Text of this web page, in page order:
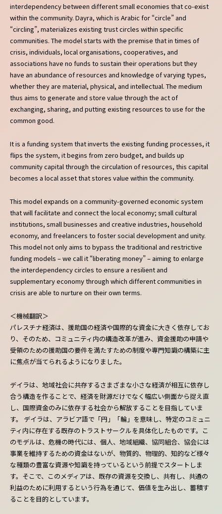
interdependency between different small economies that co-exist
within the community. Dayra, which is Arabic for “circle” and
“circling”, materializes existing trust circles within specific
communities. The model starts with the premise that in times of
crisis, individuals, local organisations, cooperatives, and
associations have no funds to sustain their operations but they
have an abundance of resources and knowledge of varying types,
whether they are material, physical, and intellectual. The medium
thus aims to generate and store value through the act of
exchanging, sharing, and putting existing resources to use for the
common good.
It is a funding system that inverts the existing funding processes, it
flips the system, it begins from zero budget, and builds up
community capital through the circulation of resources, this capital
becomes a local asset that stores value within the community.
This model expands on a community-governed economic system
that will facilitate and connect the local economy; small cultural
institutions, small businesses and creative industries, household
economy, and freelancers to foster social development and unity.
This model not only aims to bypass the traditional and restrictive
funding models – we call it “liberating money” – aiming to enlarge
the interdependency circles to ensure a resilient and
supplementary economy through which different communities in
crisis are able to nurture on their own terms.
＜機械翻訳＞
パレスチナ経済は、援助国の経済や国際的な資金に大きく依存してお
り、そのため、コミュニティ内の構造改革が進み、資金援助の申請や
受領のための援助国の要件を満たすための制度や専門知識の構築に主
に焦点が当てられるようになりました。
デイラは、地域社会に共存するさまざまな小さな経済が相互に依存し
合う構造を作ることで、経済を財源だけでなく幅広い側面から捉え直
し、国際資金のみに依存する社会から解放することを目指していま
す。 デイラは、アラビア語で「円」「輪」を意味し、特定のコミュニ
ティ内に存在する既存のトラストサークルを具体化したものです。こ
のモデルは、危機の時代には、個人、地域組織、協同組合、協会には
事業を維持するための資金はないが、物質的、物理的、知的など様々
な種類の豊富な資源や知識を持っているという前提でスタートしま
す。そこで、このメディアは、既存の資源を交換し、共有し、共通の
利益のために利用するという行為を通じて、価値を生み出し、蓄積す
ることを目的としています。